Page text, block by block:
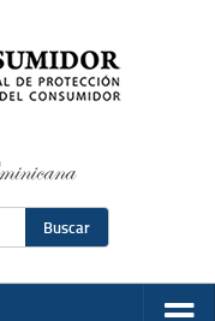
Buscar